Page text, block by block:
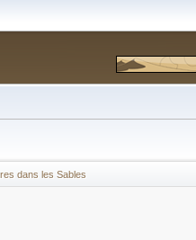
dans les Sables